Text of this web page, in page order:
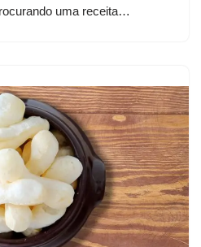
uma receita…